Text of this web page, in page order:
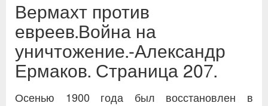
Вермахт против
евреев.Война на
уничтожение.-Александр
Ермаков. Страница 207.
Осенью 1900 года был восстановлен в